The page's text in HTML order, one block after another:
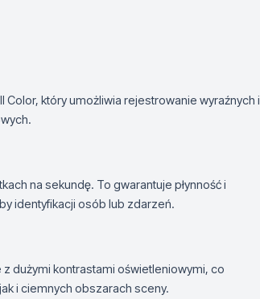
Color, który umożliwia rejestrowanie wyraźnych i
na sekundę. To gwarantuje płynność i
identyfikacji osób lub zdarzeń.
dużymi kontrastami oświetleniowymi, co
i ciemnych obszarach sceny.